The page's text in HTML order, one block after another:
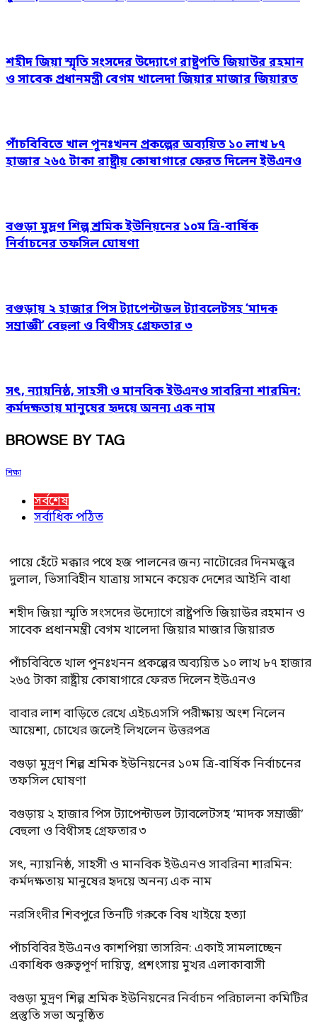
শহীদ জিয়া স্মৃতি সংসদের উদ্যোগে রাষ্ট্রপতি জিয়াউর রহমান
ও সাবেক প্রধানমন্ত্রী বেগম খালেদা জিয়ার মাজার জিয়ারত
পাঁচবিবিতে খাল পুনঃখনন প্রকল্পের অব্যয়িত ১০ লাখ ৮৭
হাজার ২৬৫ টাকা রাষ্ট্রীয় কোষাগারে ফেরত দিলেন ইউএনও
বগুড়া মুদ্রণ শিল্প শ্রমিক ইউনিয়নের ১০ম ত্রি-বার্ষিক
নির্বাচনের তফসিল ঘোষণা
বগুড়ায় ২ হাজার পিস ট্যাপেন্টাডল ট্যাবলেটসহ ‘মাদক
সম্রাজ্ঞী’ বেহুলা ও বিথীসহ গ্রেফতার ৩
সৎ, ন্যায়নিষ্ঠ, সাহসী ও মানবিক ইউএনও সাবরিনা শারমিন:
কর্মদক্ষতায় মানুষের হৃদয়ে অনন্য এক নাম
BROWSE BY TAG
শিক্ষা
সর্বশেষ
সর্বাধিক পঠিত
পায়ে হেঁটে মক্কার পথে হজ পালনের জন্য নাটোরের দিনমজুর
দুলাল, ভিসাবিহীন যাত্রায় সামনে কয়েক দেশের আইনি বাধা
শহীদ জিয়া স্মৃতি সংসদের উদ্যোগে রাষ্ট্রপতি জিয়াউর রহমান ও
সাবেক প্রধানমন্ত্রী বেগম খালেদা জিয়ার মাজার জিয়ারত
পাঁচবিবিতে খাল পুনঃখনন প্রকল্পের অব্যয়িত ১০ লাখ ৮৭ হাজার
২৬৫ টাকা রাষ্ট্রীয় কোষাগারে ফেরত দিলেন ইউএনও
বাবার লাশ বাড়িতে রেখে এইচএসসি পরীক্ষায় অংশ নিলেন
আয়েশা, চোখের জলেই লিখলেন উত্তরপত্র
বগুড়া মুদ্রণ শিল্প শ্রমিক ইউনিয়নের ১০ম ত্রি-বার্ষিক নির্বাচনের
তফসিল ঘোষণা
বগুড়ায় ২ হাজার পিস ট্যাপেন্টাডল ট্যাবলেটসহ ‘মাদক সম্রাজ্ঞী’
বেহুলা ও বিথীসহ গ্রেফতার ৩
সৎ, ন্যায়নিষ্ঠ, সাহসী ও মানবিক ইউএনও সাবরিনা শারমিন:
কর্মদক্ষতায় মানুষের হৃদয়ে অনন্য এক নাম
নরসিংদীর শিবপুরে তিনটি গরুকে বিষ খাইয়ে হত্যা
পাঁচবিবির ইউএনও কাশপিয়া তাসরিন: একাই সামলাচ্ছেন
একাধিক গুরুত্বপূর্ণ দায়িত্ব, প্রশংসায় মুখর এলাকাবাসী
বগুড়া মুদ্রণ শিল্প শ্রমিক ইউনিয়নের নির্বাচন পরিচালনা কমিটির
প্রস্তুতি সভা অনুষ্ঠিত